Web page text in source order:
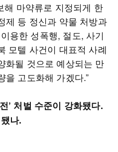
해 마약류로 지정되게 한
제 등 정신과 약물 처방과
용한 성폭행, 절도, 사기
모텔 사건이 대표적 사례
화될 것으로 예상되는 만
을 고도화해 가겠다.”
’ 처벌 수준이 강화됐다.
나.